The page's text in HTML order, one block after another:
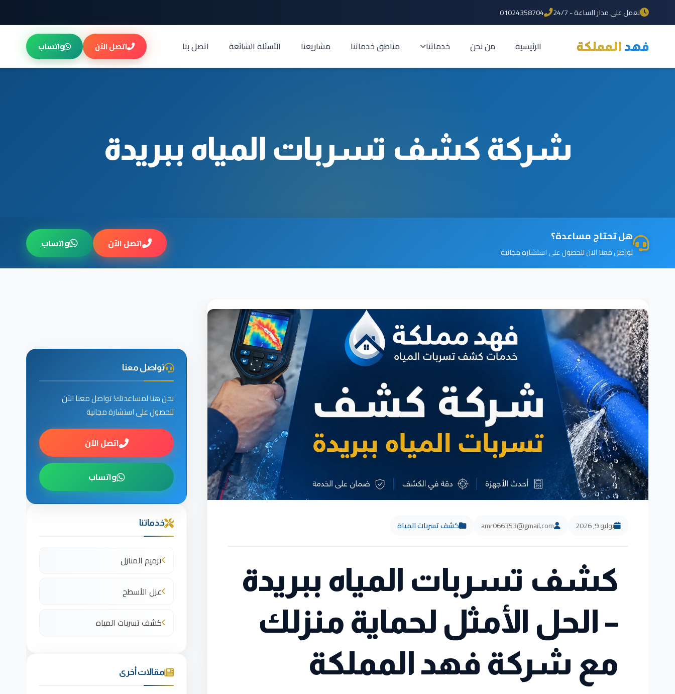
نعمل على مدار الساعة - 24/7 01024358704
فهد المملكة الرئيسية من نحن خدماتنا مناطق خدماتنا مشاريعنا الأسئلة الشائعة اتصل بنا اتصل الآن واتساب
شركة كشف تسربات المياه ببريدة
هل تحتاج مساعدة؟
تواصل معنا الآن للحصول على استشارة مجانية
اتصل الآن واتساب
يوليو 9, 2026 amr066353@gmail.com كشف تسربات المياة
كشف تسربات المياه ببريدة
– الحل الأمثل لحماية منزلك
مع شركة فهد المملكة
تواصل معنا
نحن هنا لمساعدتك! تواصل معنا الآن
للحصول على استشارة مجانية
اتصل الآن
واتساب
خدماتنا
ترميم المنازل
عزل الأسطح
كشف تسربات المياه
مقالات أخرى